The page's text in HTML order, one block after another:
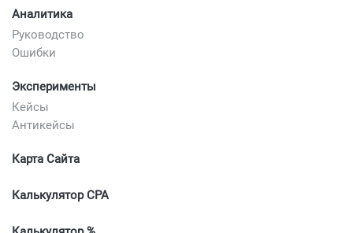
Аналитика
Руководство
Ошибки
Эксперименты
Кейсы
Антикейсы
Карта Сайта
Калькулятор CPA